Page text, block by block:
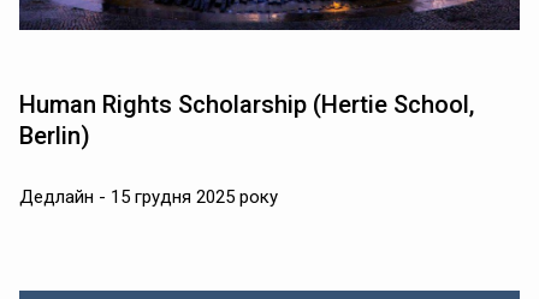
Human Rights Scholarship (Hertie School,
Berlin)
Дедлайн - 15 грудня 2025 року